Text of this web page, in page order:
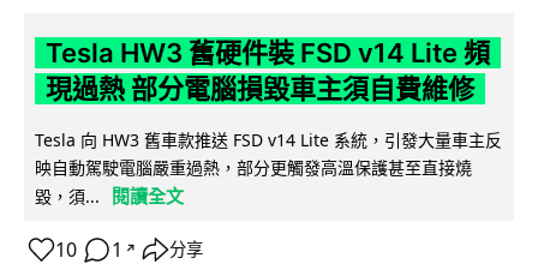
Tesla HW3 舊硬件裝 FSD v14 Lite 頻
現過熱 部分電腦損毀車主須自費維修
Tesla 向 HW3 舊車款推送 FSD v14 Lite 系統，引發大量車主反
映自動駕駛電腦嚴重過熱，部分更觸發高溫保護甚至直接燒
毀，須...
閱讀全文
10 1 ↗ 分享